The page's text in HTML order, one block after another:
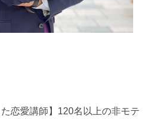
た恋愛講師】120名以上の非モテ